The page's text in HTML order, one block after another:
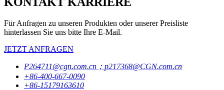
Für Anfragen zu unseren Produkten oder unserer Preisliste
hinterlassen Sie uns bitte Ihre E-Mail.
JETZT ANFRAGEN
P264711@cgn.com.cn；p217368@CGN.com.cn
+86-400-667-0090
+86-15179163610